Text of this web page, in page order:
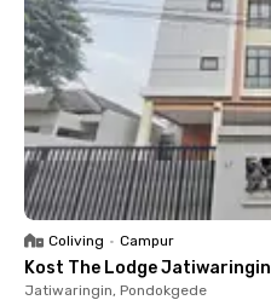
Coliving • Campur
Kost The Lodge Jatiwaringin
Jatiwaringin, Pondokgede